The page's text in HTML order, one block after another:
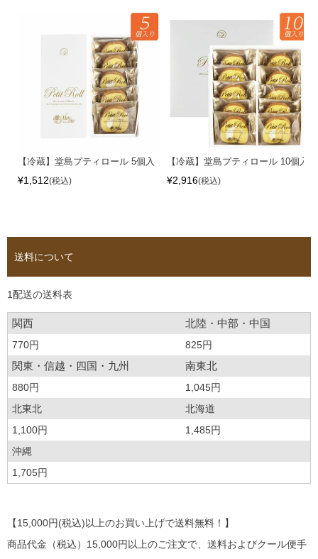
【冷蔵】堂島プティロール 5個入
¥1,512 税込
【冷蔵】堂島プティロール 10個入
¥2,916 税込
送料について
1配送の送料表
関西 北陸・中部・中国
770円 825円
関東・信越・四国・九州 南東北
880円
1,045円
北東北
北海道
1,100円
1,485円
沖縄
1,705円
【15,000円(税込)以上のお買い上げで送料無料！】
商品代金（税込）15,000円以上のご注文で、送料およびクール便手